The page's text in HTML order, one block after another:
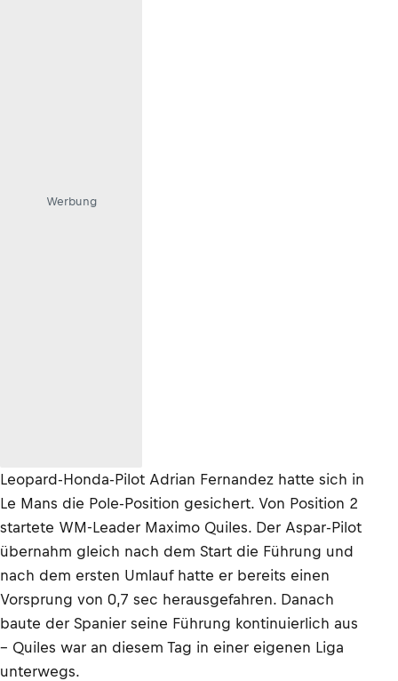
Werbung
Leopard-Honda-Pilot Adrian Fernandez hatte sich in
Le Mans die Pole-Position gesichert. Von Position 2
startete WM-Leader Maximo Quiles. Der Aspar-Pilot
übernahm gleich nach dem Start die Führung und
nach dem ersten Umlauf hatte er bereits einen
Vorsprung von 0,7 sec herausgefahren. Danach
baute der Spanier seine Führung kontinuierlich aus
– Quiles war an diesem Tag in einer eigenen Liga
unterwegs.